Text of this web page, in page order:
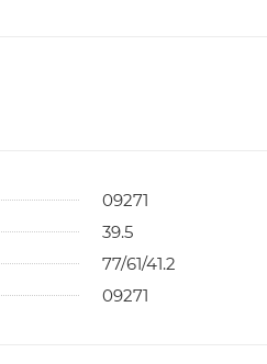
09271
39.5
77/61/41.2
09271